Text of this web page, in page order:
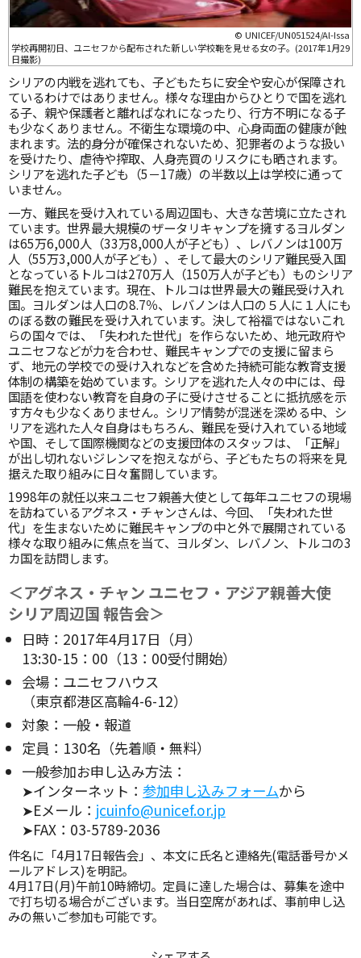
© UNICEF/UN051524/Al-Issa
学校再開初日、ユニセフから配布された新しい学校鞄を見せる女の子。(2017年1月29
日撮影)
シリアの内戦を逃れても、子どもたちに安全や安心が保障され
ているわけではありません。様々な理由からひとりで国を逃れ
る子、親や保護者と離ればなれになったり、行方不明になる子
も少なくありません。不衛生な環境の中、心身両面の健康が蝕
まれます。法的身分が確保されないため、犯罪者のような扱い
を受けたり、虐待や搾取、人身売買のリスクにも晒されます。
シリアを逃れた子ども（5－17歳）の半数以上は学校に通って
いません。
一方、難民を受け入れている周辺国も、大きな苦境に立たされ
ています。世界最大規模のザータリキャンプを擁するヨルダン
は65万6,000人（33万8,000人が子ども）、レバノンは100万
人（55万3,000人が子ども）、そして最大のシリア難民受入国
となっているトルコは270万人（150万人が子ども）ものシリア
難民を抱えています。現在、トルコは世界最大の難民受け入れ
国。ヨルダンは人口の8.7％、レバノンは人口の５人に１人にも
のぼる数の難民を受け入れています。決して裕福ではないこれ
らの国々では、「失われた世代」を作らないため、地元政府や
ユニセフなどが力を合わせ、難民キャンプでの支援に留まら
ず、地元の学校での受け入れなどを含めた持続可能な教育支援
体制の構築を始めています。シリアを逃れた人々の中には、母
国語を使わない教育を自身の子に受けさせることに抵抗感を示
す方々も少なくありません。シリア情勢が混迷を深める中、シ
リアを逃れた人々自身はもちろん、難民を受け入れている地域
や国、そして国際機関などの支援団体のスタッフは、「正解」
が出し切れないジレンマを抱えながら、子どもたちの将来を見
据えた取り組みに日々奮闘しています。
1998年の就任以来ユニセフ親善大使として毎年ユニセフの現場
を訪ねているアグネス・チャンさんは、今回、「失われた世
代」を生まないために難民キャンプの中と外で展開されている
様々な取り組みに焦点を当て、ヨルダン、レバノン、トルコの3
カ国を訪問します。
＜アグネス・チャン ユニセフ・アジア親善大使
シリア周辺国 報告会＞
日時：2017年4月17日（月）
13:30-15：00（13：00受付開始）
会場：ユニセフハウス
（東京都港区高輪4-6-12）
対象：一般・報道
定員：130名（先着順・無料）
一般参加お申し込み方法：
➤インターネット： 参加申し込みフォームから
➤Eメール： jcuinfo@unicef.or.jp
➤FAX：03-5789-2036
件名に「4月17日報告会」、本文に氏名と連絡先(電話番号かメ
ールアドレス)を明記。
4月17日(月)午前10時締切。定員に達した場合は、募集を途中
で打ち切る場合がございます。当日空席があれば、事前申し込
みの無いご参加も可能です。